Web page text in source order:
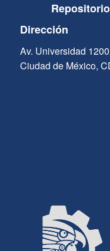
Dirección
Av. Universidad
Ciudad de México,